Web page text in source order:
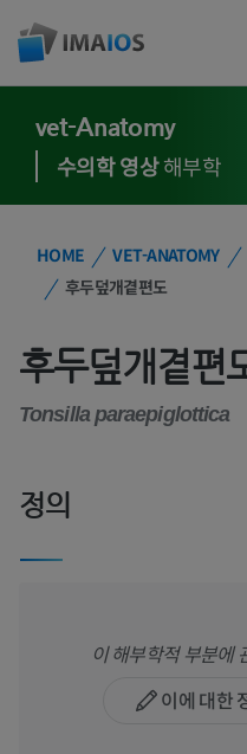
vet-Anatomy
수의학 영상해부학
HOME VET-ANATOMY
후두덮개곁편도
후두덮개곁편
Tonsilla paraepiglottica
정의
이 해부학적 부분에
이에 대한